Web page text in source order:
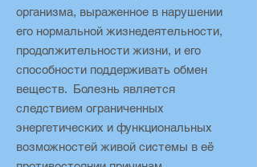
организма, выраженное в нарушении
его нормальной жизнедеятельности,
продолжительности жизни, и его
способности поддерживать обмен
веществ. Болезнь является
следствием ограниченных
энергетических и функциональных
возможностей живой системы в её